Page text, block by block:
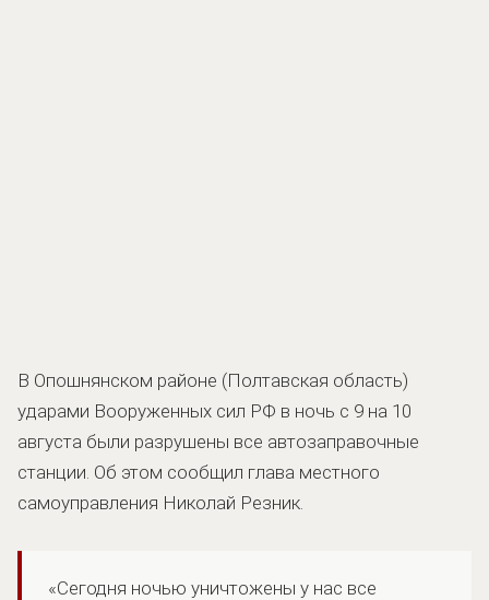
В Опошнянском районе (Полтавская область)
ударами Вооруженных сил РФ в ночь с 9 на 10
августа были разрушены все автозаправочные
станции. Об этом сообщил глава местного
самоуправления Николай Резник.
«Сегодня ночью уничтожены у нас все